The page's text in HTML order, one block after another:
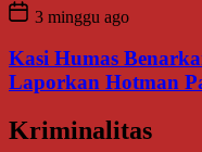
3 minggu ago
Kasi Humas
Laporkan Hotman
Kriminalitas